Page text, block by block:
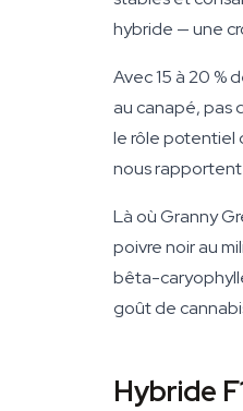
hybride — une
Avec 15 à 20 %
au canapé, pas
le rôle potentiel
nous rapportent
Là où Granny
poivre noir au
bêta-
goût de
Hybride